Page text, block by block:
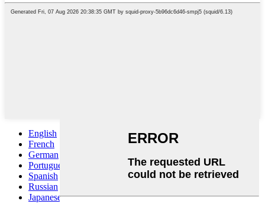
English
French
German
Portuguese
Spanish
Russian
Japanese